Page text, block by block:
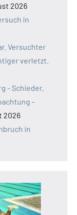
2026
in
Versuchter
verletzt.
- Schieder.
-
2026
in